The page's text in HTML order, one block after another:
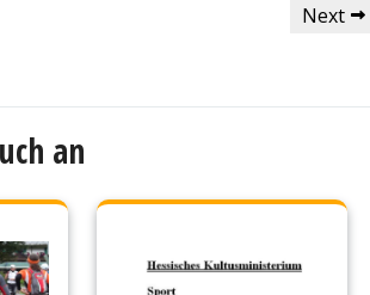
Next
Next
an